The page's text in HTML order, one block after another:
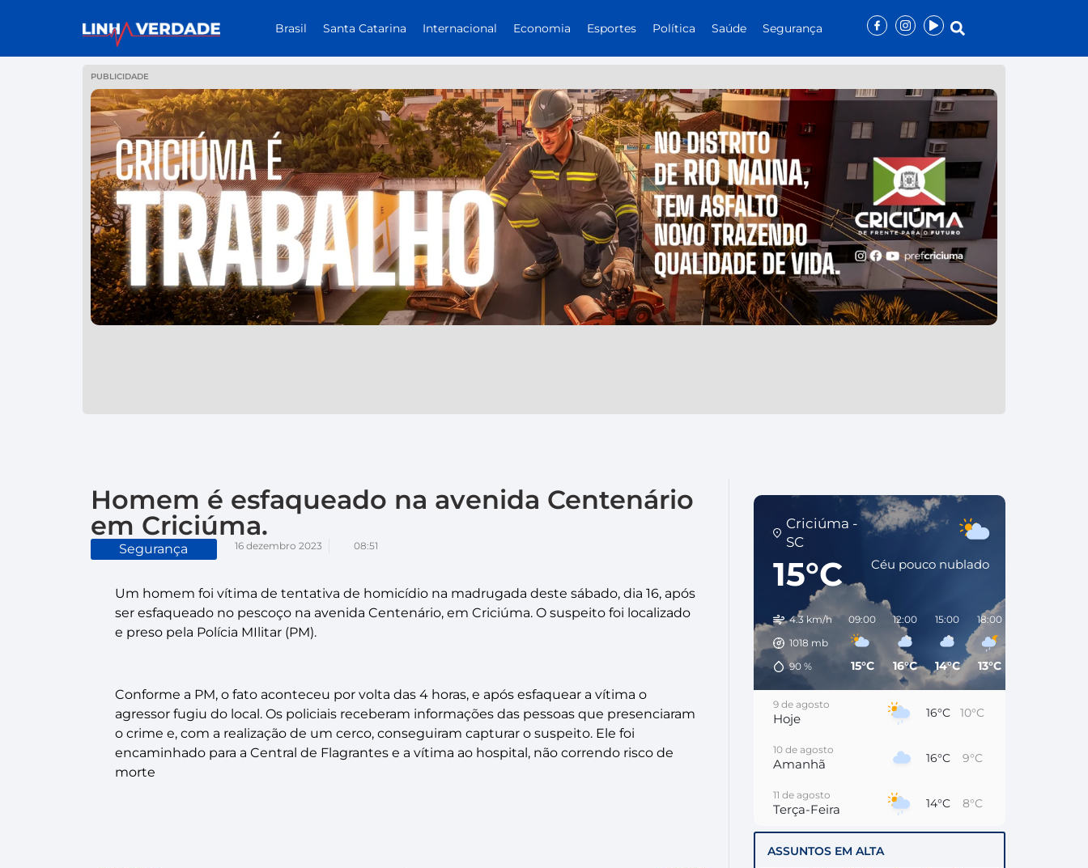
Brasil Santa Catarina Internacional Economia Esportes Política Saúde Segurança
PUBLICIDADE
Homem é esfaqueado na avenida Centenário
em Criciúma.
Segurança 16 dezembro 2023 08:51
Um homem foi vítima de tentativa de homicídio na madrugada deste sábado, dia 16, após
ser esfaqueado no pescoço na avenida Centenário, em Criciúma. O suspeito foi localizado
e preso pela Polícia MIlitar (PM).
Conforme a PM, o fato aconteceu por volta das 4 horas, e após esfaquear a vítima o
agressor fugiu do local. Os policiais receberam informações das pessoas que presenciaram
o crime e, com a realização de um cerco, conseguiram capturar o suspeito. Ele foi
encaminhado para a Central de Flagrantes e a vítima ao hospital, não correndo risco de
morte
Criciúma -
SC
15°C Céu pouco nublado
4.3 km/h
1018 mb
90 %
09:00
15°C
12:00
16°C
15:00
14°C
18:00
13°C
9 de agosto
Hoje 16°C 10°C
10 de agosto
Amanhã 16°C 9°C
11 de agosto
Terça-Feira 14°C 8°C
Quarta-Feira
ASSUNTOS EM ALTA